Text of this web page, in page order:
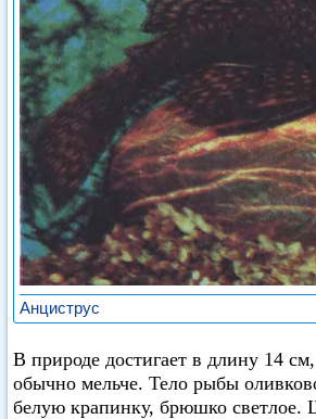
Анциструс
В природе достигает в длину 14
обычно мельче. Тело рыбы
белую крапинку, брюшко светлое.